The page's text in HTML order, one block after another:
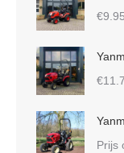
€
€
Prijs